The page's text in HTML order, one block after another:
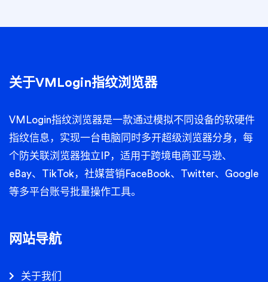
关于VMLogin指纹浏览器
VMLogin指纹浏览器是一款通过模拟不同设备的软硬件
指纹信息，实现一台电脑同时多开超级浏览器分身，每
个防关联浏览器独立IP，适用于跨境电商亚马逊、
eBay、TikTok，社媒营销FaceBook、Twitter、Google
等多平台账号批量操作工具。
网站导航
关于我们